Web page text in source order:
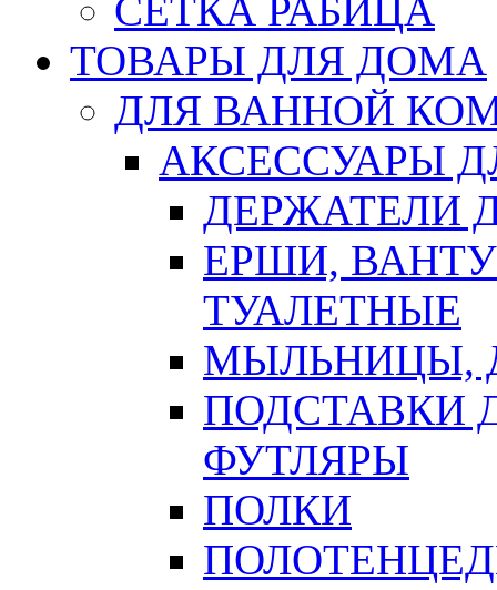
СЕТКА РАБИЦА
ТОВАРЫ ДЛЯ ДОМА
ДЛЯ ВАННОЙ
АКСЕССУАРЫ
ДЕРЖАТЕЛИ
ЕРШИ,
ТУАЛЕТНЫЕ
МЫЛЬНИЦЫ,
ПОДСТАВКИ
ФУТЛЯРЫ
ПОЛКИ